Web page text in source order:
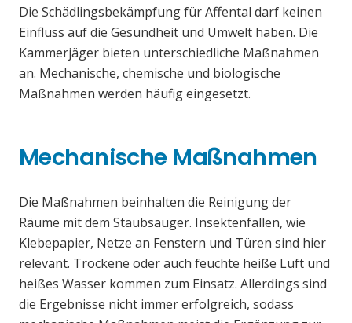
Die Schädlingsbekämpfung für Affental darf keinen
Einfluss auf die Gesundheit und Umwelt haben. Die
Kammerjäger bieten unterschiedliche Maßnahmen
an. Mechanische, chemische und biologische
Maßnahmen werden häufig eingesetzt.
Mechanische Maßnahmen
Die Maßnahmen beinhalten die Reinigung der
Räume mit dem Staubsauger. Insektenfallen, wie
Klebepapier, Netze an Fenstern und Türen sind hier
relevant. Trockene oder auch feuchte heiße Luft und
heißes Wasser kommen zum Einsatz. Allerdings sind
die Ergebnisse nicht immer erfolgreich, sodass